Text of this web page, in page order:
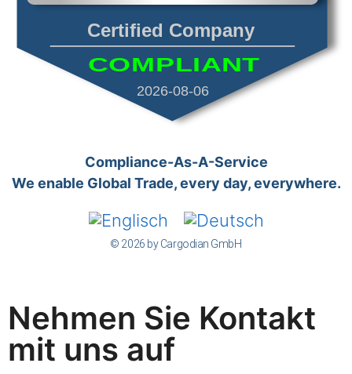
Certified Company
2026-08-06
COMPLIANT
Compliance-As-A-Service
We enable Global Trade, every day, everywhere.
© 2026 by Cargodian GmbH
Nehmen Sie Kontakt
mit uns auf